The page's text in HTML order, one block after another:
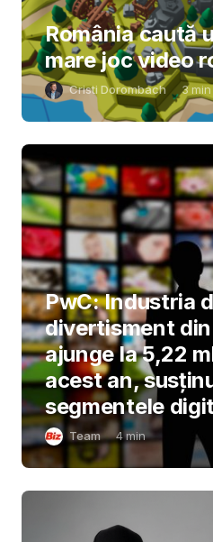
România caută
mare joc video
Cristi Dorombach 3min
PwC: Industria
divertisment
ajunge la 5,22
acest an,
segmentele
Team 4min